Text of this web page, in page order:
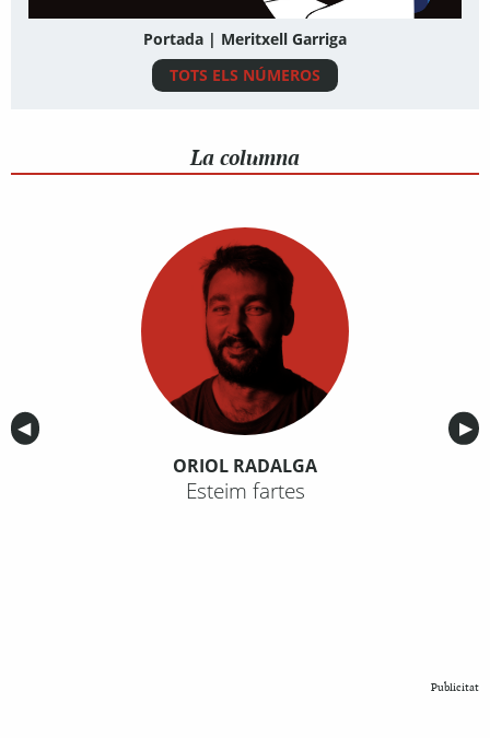
Portada | Meritxell Garriga
TOTS ELS NÚMEROS
La columna
Anterior
◀︎ ▶︎
ORIOL RADALGA
Esteim fartes
Publicitat